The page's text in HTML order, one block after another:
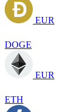
EUR
DOGE
EUR
ETH